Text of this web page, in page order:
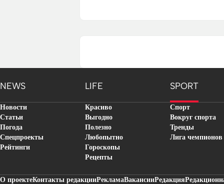
NEWS LIFE SPORT
Новости
Статьи
Погода
Спецпроекты
Рейтинги
Красиво
Выгодно
Полезно
Любопытно
Гороскопы
Рецепты
Спорт
Вокруг спорта
Тренды
Лига чемпионов
О проектеКонтакты редакцииРекламаВакансииРедакция